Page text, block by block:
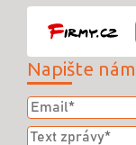
Napište nám